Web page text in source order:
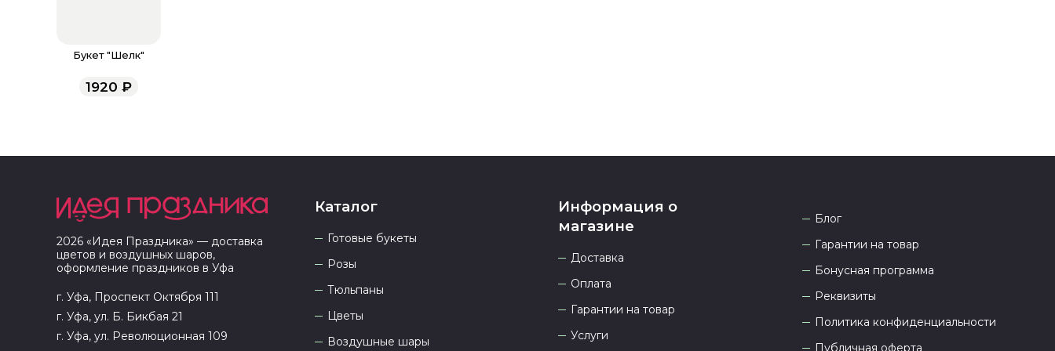
Букет "Шелк"
1920 ₽
2026 «Идея Праздника» — доставка
цветов и воздушных шаров,
оформление праздников в Уфа
г. Уфа, Проспект Октября 111
г. Уфа, ул. Б. Бикбая 21
г. Уфа, ул. Революционная 109
Каталог
Готовые букеты
Розы
Тюльпаны
Цветы
Воздушные шары
Информация о
магазине
Доставка
Оплата
Гарантии на товар
Услуги
Блог
Гарантии на товар
Бонусная программа
Реквизиты
Политика конфиденциальности
Публичная оферта